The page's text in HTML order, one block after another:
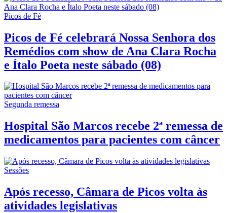
Picos de Fé
Picos de Fé celebrará Nossa Senhora dos
Remédios com show de Ana Clara Rocha
e Ítalo Poeta neste sábado (08)
Segunda remessa
Hospital São Marcos recebe 2ª remessa de
medicamentos para pacientes com câncer
Sessões
Após recesso, Câmara de Picos volta às
atividades legislativas